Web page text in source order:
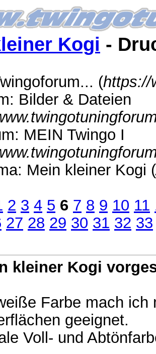
Kogi -
(https://
Bilder & Dateien
MEIN Twingo I
Mein kleiner Kogi (
2 3 4 5 6 7 8 9 10 11
27 28 29 30 31 32 33
kleiner Kogi
Farbe mach
geeignet.
Voll- und